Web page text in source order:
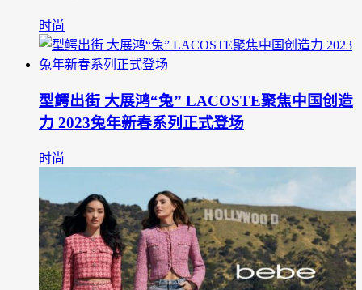
时尚
型鳄出街 大展鸿“兔” LACOSTE聚焦中国创造
力 2023兔年新春系列正式登场
时尚